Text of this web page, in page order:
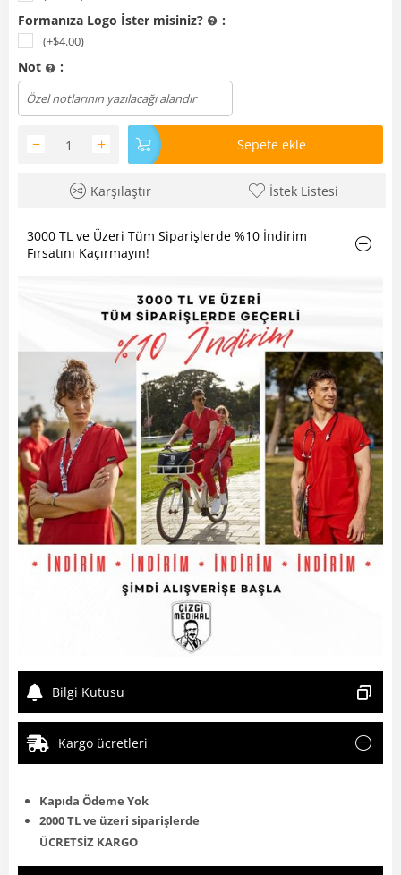
Formanıza Logo İster misiniz? :
(+$4.00)
Dosya yükle
Not :
+
− Sepete ekle
Karşılaştır İstek Listesi
3000 TL ve Üzeri Tüm Siparişlerde %10 İndirim
Fırsatını Kaçırmayın!
Bilgi Kutusu
Kargo ücretleri
Kapıda Ödeme Yok
2000 TL ve üzeri siparişlerde
ÜCRETSİZ KARGO